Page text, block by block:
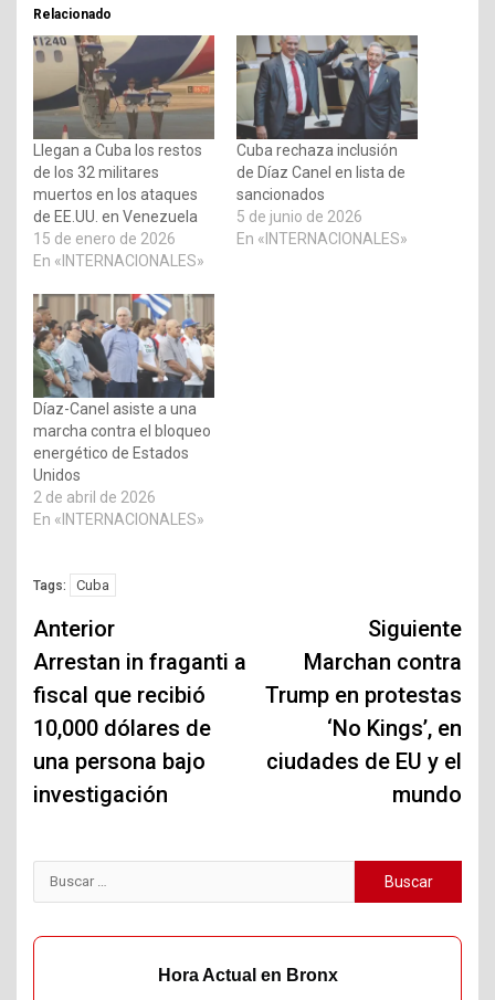
Relacionado
Llegan a Cuba los restos
de los 32 militares
muertos en los ataques
de EE.UU. en Venezuela
15 de enero de 2026
En «INTERNACIONALES»
Cuba rechaza inclusión
de Díaz Canel en lista de
sancionados
5 de junio de 2026
En «INTERNACIONALES»
Díaz-Canel asiste a una
marcha contra el bloqueo
energético de Estados
Unidos
2 de abril de 2026
En «INTERNACIONALES»
Tags: Cuba
Navegación
de
entradas
Anterior
Arrestan in fraganti a
fiscal que recibió
10,000 dólares de
una persona bajo
investigación
Siguiente
Marchan contra
Trump en protestas
‘No Kings’, en
ciudades de EU y el
mundo
Buscar:
Hora Actual en Bronx